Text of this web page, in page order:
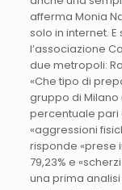
afferma Monia
solo in internet.
l’associazione
due metropoli:
«Che tipo di
gruppo di Milano
percentuale pari
«aggressioni
risponde «prese
79,23% e
una prima